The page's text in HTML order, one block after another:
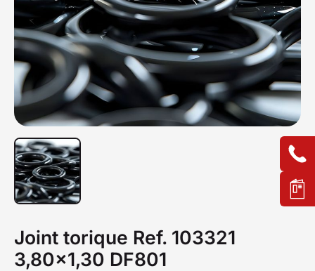
Joint torique Ref. 103321
3,80x1,30 DF801